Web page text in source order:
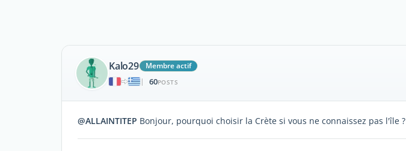
Kalo29
Membre actif
|
60POSTS
@ALLAINTITEP Bonjour, pourquoi choisir la Crète si vous ne connaissez pas l'île ?